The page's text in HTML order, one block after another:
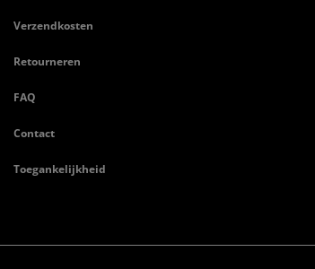
Verzendkosten
Retourneren
FAQ
Contact
Toegankelijkheid